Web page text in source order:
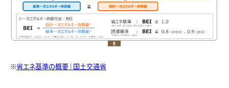
※省エネ基準の概要｜国土交通省